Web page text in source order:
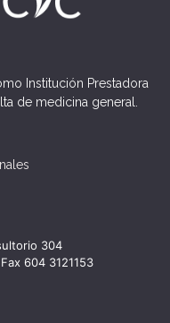
Institución Prestadora
de medicina general.
304
604 3121153